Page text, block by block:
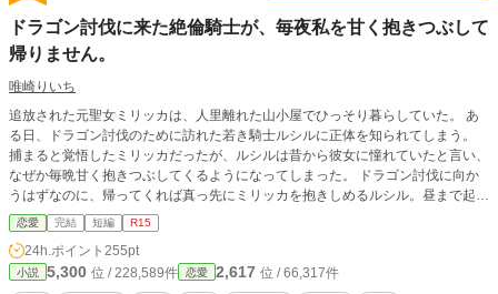
ドラゴン討伐に来た絶倫騎士が、毎夜私を甘く抱きつぶして
帰りません。
唯崎りいち
追放された元聖女ミリッカは、人里離れた山小屋でひっそり暮らしていた。 あ
る日、ドラゴン討伐のために訪れた若き騎士ルシルに正体を知られてしまう。
捕まると覚悟したミリッカだったが、ルシルは昔から彼女に憧れていたと言い、
なぜか毎晩甘く抱きつぶしてくるようになってしまった。 ドラゴン討伐に向か
うはずなのに、帰ってくれば真っ先にミリッカを抱きしめるルシル。昼まで起き
られないほど溺愛される毎日が始まる。 しかしミリッカには、誰にも言えな
い”ある秘密”があって――。 一途すぎる絶倫騎士×追放聖女の、勘違いと溺愛た
恋愛 完結 短編 R15
24h.ポイント 255pt
小説 5,300 位 / 228,589件 恋愛 2,617 位 / 66,317件